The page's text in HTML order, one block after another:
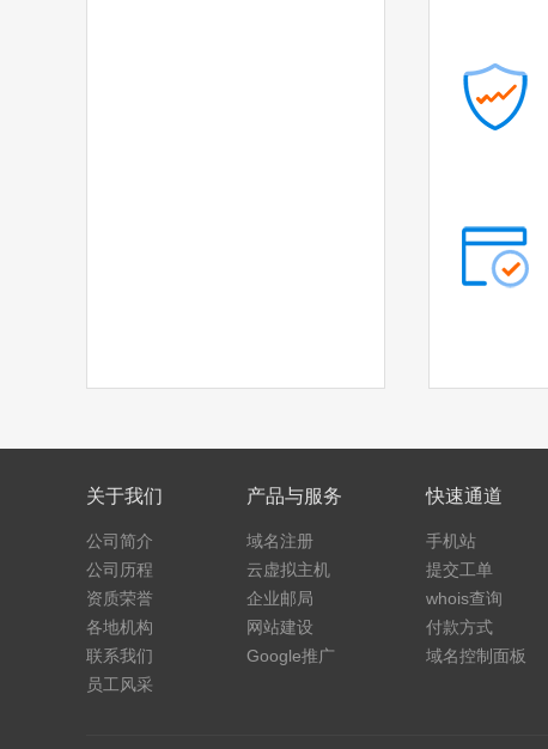
.com.hk .xin
.yun
关于我们
公司简介
公司历程
资质荣誉
各地机构
联系我们
员工风采
产品与服务
域名注册
云虚拟主机
企业邮局
网站建设
Google推广
快速通道
手机站
提交工单
whois查询
付款方式
域名控制面板